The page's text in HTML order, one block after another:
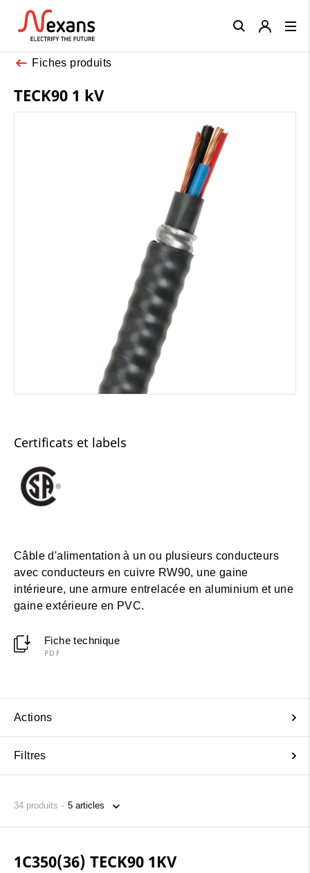
Fiches produits
TECK90 1 kV
Certificats et labels
Câble d'alimentation à un ou plusieurs conducteurs
avec conducteurs en cuivre RW90, une gaine
intérieure, une armure entrelacée en aluminium et une
gaine extérieure en PVC.
Fiche technique
PDF
Actions
Filtres
34 produits
1C350(36) TECK90 1KV
Close